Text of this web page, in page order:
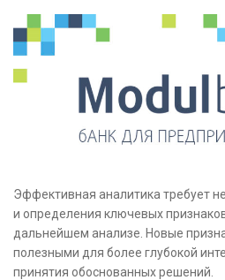
Эффективная аналитика требует
и определения ключевых
дальнейшем анализе. Новые
полезными для более глубокой
принятия обоснованных решений.